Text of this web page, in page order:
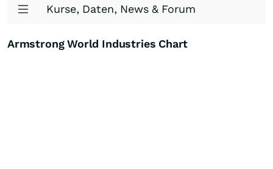
Kurse, Daten, News & Forum
Armstrong World Industries Chart